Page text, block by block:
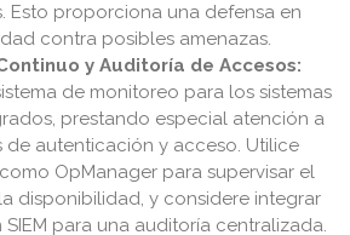
Esto proporciona una defensa en
contra posibles amenazas.
y Auditoría de Accesos:
de monitoreo para los sistemas
prestando especial atención a
de autenticación y acceso. Utilice
OpManager para supervisar el
disponibilidad, y considere integrar
para una auditoría centralizada.